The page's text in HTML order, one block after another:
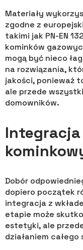
Materiały
zgodne z
takimi jak PN-EN
kominków
mogą być nieco
na rozwiązania,
jakości, ponieważ
ale przede
domowników.
Integracja
Dobór
dopiero początek
integracja z
etapie może
estetyki, ale
działaniem całego